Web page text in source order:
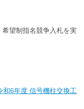
希望制指名競争入札を実
和6年度 信号機柱交換工